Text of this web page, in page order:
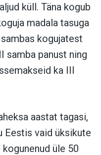
küll. Täna kogub
madala tasuga
kogujatest
samba panust ning
ka III
aastat tagasi,
Eestis vaid üksikute
üle 50